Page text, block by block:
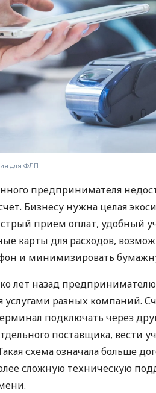
для ФЛП
предпринимателя
Бизнесу нужна целая
прием оплат, удобный
карты для расходов,
и минимизировать
лет назад
услугами разных компаний.
подключать через
поставщика, вести
схема означала больше
сложную техническую